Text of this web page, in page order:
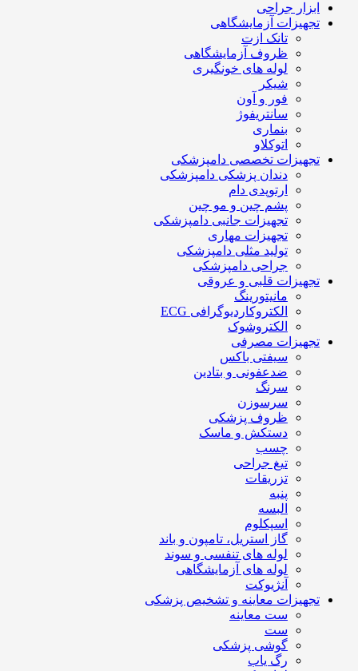
ابزار جراحی
تجهیزات آزمایشگاهی
تانک ازت
ظروف آزمایشگاهی
لوله های خونگیری
شیکر
فور و آون
سانتریفوژ
بنماری
اتوکلاو
تجهیزات تخصصی دامپزشکی
دندان پزشکی دامپزشکی
ارتوپدی دام
پشم چین و مو چین
تجهیزات جانبی دامپزشکی
تجهیزات مهاری
تولید مثلی دامپزشکی
جراحی دامپزشکی
تجهیزات قلبی و عروقی
مانیتورینگ
الکتروکاردیوگرافی ECG
الکتروشوک
تجهیزات مصرفی
سیفتی باکس
ضدعفونی و بتادین
سرنگ
سرسوزن
ظروف پزشکی
دستکش و ماسک
چسب
تیغ جراحی
تزریقات
پنبه
البسه
اسپکلوم
گاز استریل، تامپون و باند
لوله های تنفسی و سوند
لوله های آزمایشگاهی
آنژیوکت
تجهیزات معاینه و تشخیص پزشکی
ست معاینه
ست
گوشی پزشکی
رگ یاب